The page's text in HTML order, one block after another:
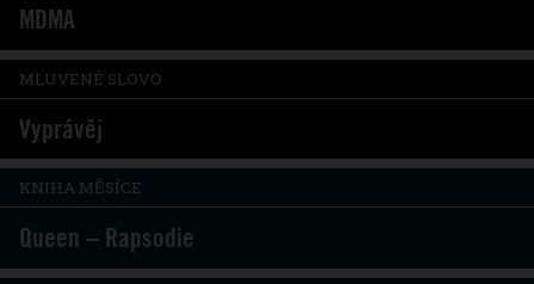
MDMA
MLUVENÉ SLOVO
Vyprávěj
KNIHA MĚSÍCE
Queen – Rapsodie